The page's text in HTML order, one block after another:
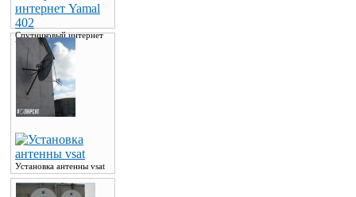
Спутниковый интернет
Yamal 402
Установка антенны vsat